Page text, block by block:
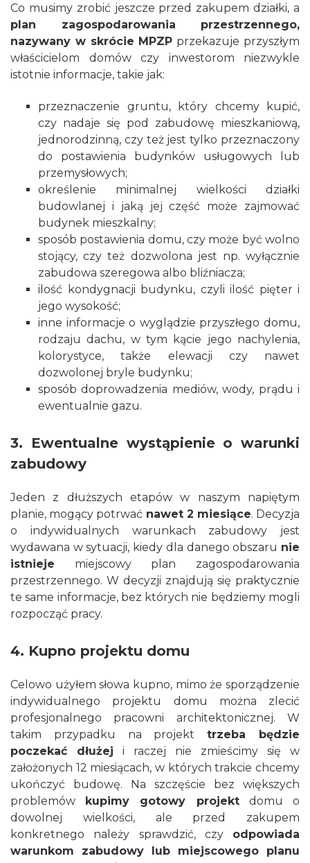
Co musimy zrobić jeszcze przed zakupem działki, a
plan zagospodarowania przestrzennego,
nazywany w skrócie MPZP przekazuje przyszłym
właścicielom domów czy inwestorom niezwykle
istotnie informacje, takie jak:
przeznaczenie gruntu, który chcemy kupić,
czy nadaje się pod zabudowę mieszkaniową,
jednorodzinną, czy też jest tylko przeznaczony
do postawienia budynków usługowych lub
przemysłowych;
określenie minimalnej wielkości działki
budowlanej i jaką jej część może zajmować
budynek mieszkalny;
sposób postawienia domu, czy może być wolno
stojący, czy też dozwolona jest np. wyłącznie
zabudowa szeregowa albo bliźniacza;
ilość kondygnacji budynku, czyli ilość pięter i
jego wysokość;
inne informacje o wyglądzie przyszłego domu,
rodzaju dachu, w tym kącie jego nachylenia,
kolorystyce, także elewacji czy nawet
dozwolonej bryle budynku;
sposób doprowadzenia mediów, wody, prądu i
ewentualnie gazu.
3. Ewentualne wystąpienie o warunki
zabudowy
Jeden z dłuższych etapów w naszym napiętym
planie, mogący potrwać nawet 2 miesiące. Decyzja
o indywidualnych warunkach zabudowy jest
wydawana w sytuacji, kiedy dla danego obszaru nie
istnieje miejscowy plan zagospodarowania
przestrzennego. W decyzji znajdują się praktycznie
te same informacje, bez których nie będziemy mogli
rozpocząć pracy.
4. Kupno projektu domu
Celowo użyłem słowa kupno, mimo że sporządzenie
indywidualnego projektu domu można zlecić
profesjonalnego pracowni architektonicznej. W
takim przypadku na projekttrzeba będzie
poczekać dłużej i raczej nie zmieścimy się w
założonych 12 miesiącach, w których trakcie chcemy
ukończyć budowę. Na szczęście bez większych
problemów kupimy gotowy projektdomu o
dowolnej wielkości, ale przed zakupem
konkretnego należy sprawdzić, czy odpowiada
warunkom zabudowy lub miejscowego planu